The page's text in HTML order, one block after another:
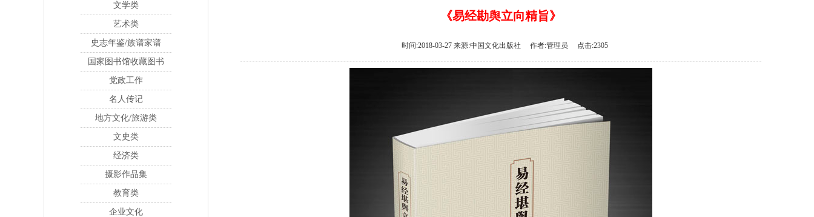
文学类
艺术类
史志年鉴/族谱家谱
国家图书馆收藏图书
党政工作
名人传记
地方文化/旅游类
文史类
经济类
摄影作品集
教育类
企业文化
《易经勘舆立向精旨》
时间:2018-03-27 来源:中国文化出版社 作者:管理员 点击:2305